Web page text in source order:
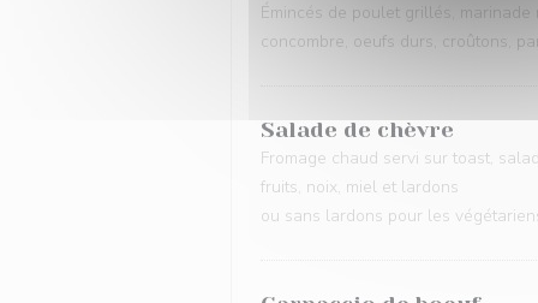
Émincés de poulet grillés, marinade
concombre, oeufs durs, croûtons,
Salade de chèvre
Fromage chaud servi sur toast,
fruits, noix, miel et lardons
ou sans lardons pour les